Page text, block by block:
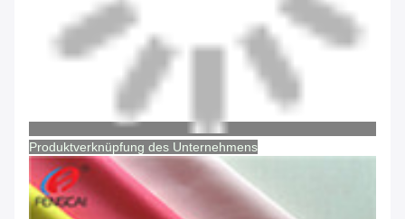
Produktverknüpfung des Unternehmens